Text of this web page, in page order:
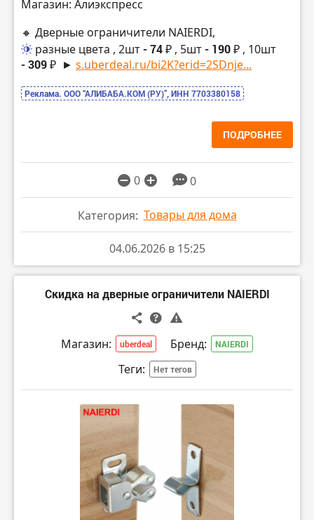
Магазин: Алиэкспресс
🔸 Дверные ограничители NAIERDI,
разные цвета , 2шт- 74 ₽ , 5шт- 190 ₽ , 10шт
- 309 ₽ ► s.uberdeal.ru/bi2K?erid=2SDnje...
Реклама. ООО “АЛИБАБА.КОМ (РУ)”, ИНН 7703380158
ПОДРОБНЕЕ
0 0
Категория: Товары для дома
04.06.2026 в 15:25
Скидка на дверные ограничители NAIERDI
Магазин: uberdeal Бренд: NAIERDI
Теги: Нет тегов